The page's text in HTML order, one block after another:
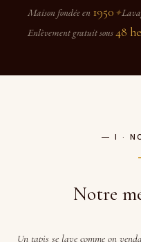
Maison fondée en 1950 ✦
Enlèvement gratuit sous48
— I ·
Notre
Un tapis se lave comme on